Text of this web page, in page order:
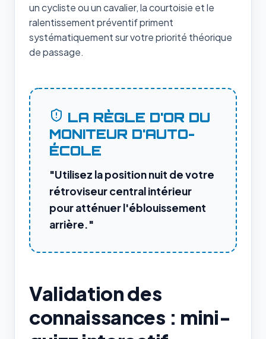
un cycliste ou un cavalier, la courtoisie et le
ralentissement préventif priment
systématiquement sur votre priorité théorique
de passage.
LA RÈGLE D'OR DU
MONITEUR D'AUTO-
ÉCOLE
"Utilisez la position nuit de votre
rétroviseur central intérieur
pour atténuer l'éblouissement
arrière."
Validation des
connaissances : mini-